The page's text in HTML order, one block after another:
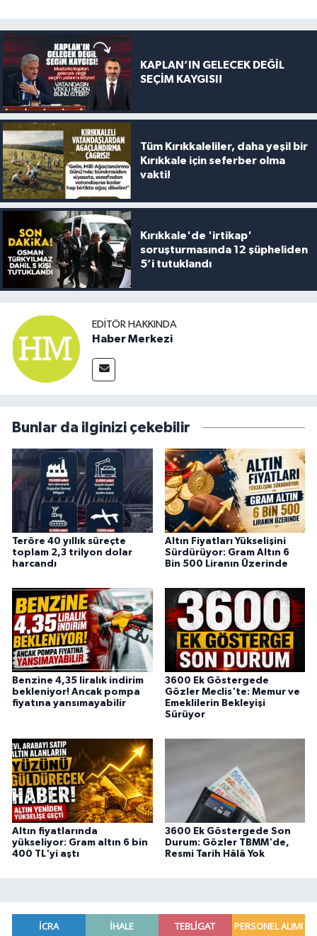
KAPLAN’IN GELECEK DEĞİL
SEÇİM KAYGISI!
Tüm Kırıkkaleliler, daha yeşil bir
Kırıkkale için seferber olma
vakti!
Kırıkkale'de 'irtikap'
soruşturmasında 12 şüpheliden
5’i tutuklandı
EDITÖR HAKKINDA
Haber Merkezi
Bunlar da ilginizi çekebilir
Teröre 40 yıllık süreçte
toplam 2,3 trilyon dolar
harcandı
Altın Fiyatları Yükselişini
Sürdürüyor: Gram Altın 6
Bin 500 Liranın Üzerinde
Benzine 4,35 liralık indirim
bekleniyor! Ancak pompa
fiyatına yansımayabilir
3600 Ek Göstergede
Gözler Meclis'te: Memur ve
Emeklilerin Bekleyişi
Sürüyor
Altın fiyatlarında
yükseliyor: Gram altın 6 bin
400 TL'yi aştı
3600 Ek Göstergede Son
Durum: Gözler TBMM'de,
Resmi Tarih Hâlâ Yok